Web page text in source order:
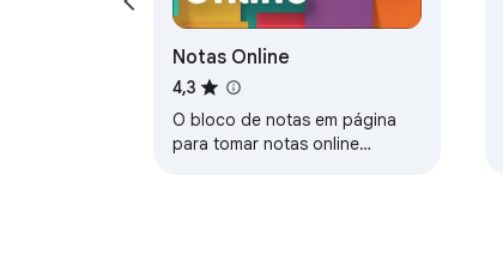
Notas Online
4,3
O bloco de notas em página
para tomar notas online